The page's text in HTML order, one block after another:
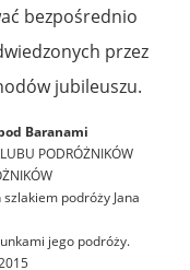
bezpośrednio
przez
jubileuszu.
Baranami
PODRÓŻNIKÓW
podróży Jana
jego podróży.